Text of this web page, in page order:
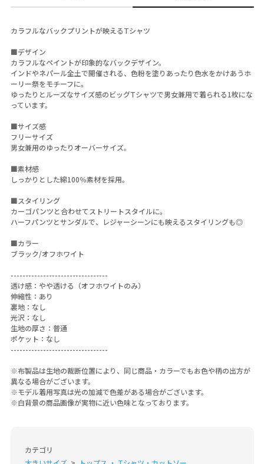
カラフルなバックプリントが映えるTシャツ
■デザイン
カラフルなペイントが印象的なバックデザイン。
インドやネパール全土で開催される、色粉を塗りあったり色水をかけあうホ
ーリー祭をモチーフに。
ゆったりとルーズなサイズ感のビッグTシャツで男女兼用で着られる1枚にな
っています。
■サイズ感
フリーサイズ
男女兼用のゆったりオーバーサイズ。
■素材感
しっかりとした綿100％素材を採用。
■スタイリング
カーゴパンツと合わせてストリートスタイルに。
ハーフパンツとサンダルで、レジャーシーンにも映えるスタイリングも◎
■カラー
ブラック/オフホワイト
---------------------------------
透け感：やや透ける（オフホワイトのみ）
伸縮性：あり
裏地：なし
光沢：なし
生地の厚さ：普通
ポケット：なし
---------------------------------
※布製品は生地の裁断位置により、同じ商品・カラーでもお色や柄の出方が
異なる場合がございます。
※モデル着用写真は光の加減で色差がある場合がございます。
※白背景の商品画像が実物に近い色味となっております。
カテゴリ